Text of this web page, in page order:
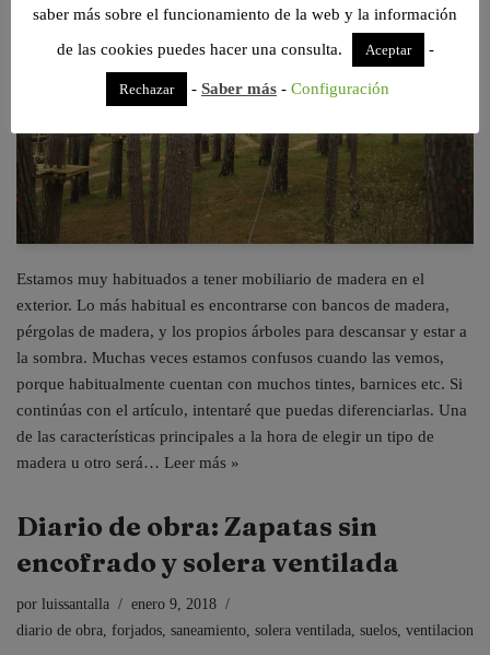
Estamos muy habituados a tener mobiliario de madera en el
exterior. Lo más habitual es encontrarse con bancos de madera,
pérgolas de madera, y los propios árboles para descansar y estar a
la sombra. Muchas veces estamos confusos cuando las vemos,
porque habitualmente cuentan con muchos tintes, barnices etc. Si
continúas con el artículo, intentaré que puedas diferenciarlas. Una
de las características principales a la hora de elegir un tipo de
madera u otro será… Leer más »
Diario de obra: Zapatas sin
encofrado y solera ventilada
por luissantalla
enero 9, 2018
diario de obra forjados saneamiento solera ventilada suelos ventilacion
saber más sobre el funcionamiento de la web y la información
de las cookies puedes hacer una consulta.
Aceptar -
Rechazar - Saber más - Configuración